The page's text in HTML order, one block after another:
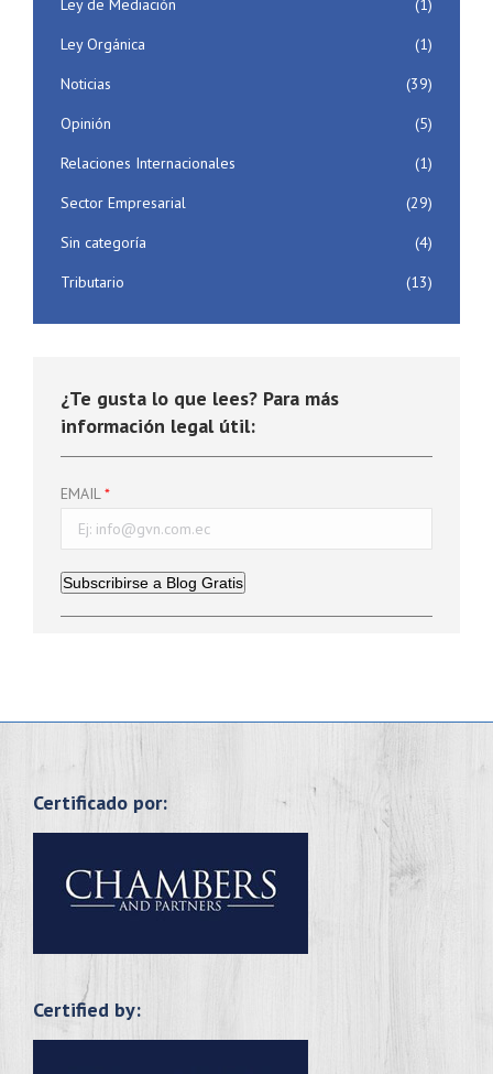
Ley de Mediación
(1)
Ley Orgánica
(1)
Noticias
(39)
Opinión
(5)
Relaciones Internacionales
(1)
Sector Empresarial
(29)
Sin categoría
(4)
Tributario
(13)
¿Te gusta lo que lees? Para más
información legal útil:
EMAIL
Subscribirse a Blog Gratis
Certificado por:
Certified by: